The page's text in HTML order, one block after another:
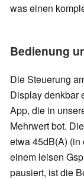
was einen
Bedienung
Die Steuerung
Display denkbar
App, die in
Mehrwert bot.
etwa 45dB(A) (in
einem leisen
pausiert, ist die